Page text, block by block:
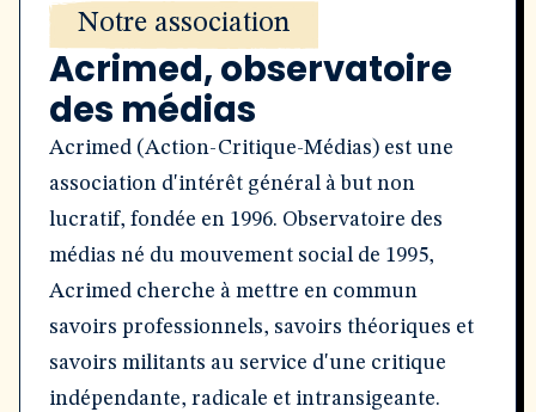
Notre association
Acrimed, observatoire
des médias
Acrimed (Action-Critique-Médias) est une
association d'intérêt général à but non
lucratif, fondée en 1996. Observatoire des
médias né du mouvement social de 1995,
Acrimed cherche à mettre en commun
savoirs professionnels, savoirs théoriques et
savoirs militants au service d'une critique
indépendante, radicale et intransigeante.